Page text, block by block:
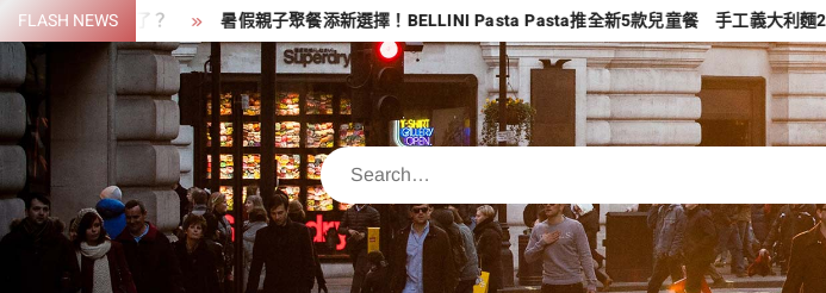
Skip
to
content
FLASH NEWS
哪了？ 暑假親子聚餐添新選擇！BELLINI Pasta Pasta推全新5款兒童餐 手工義大利麵240元起
Search